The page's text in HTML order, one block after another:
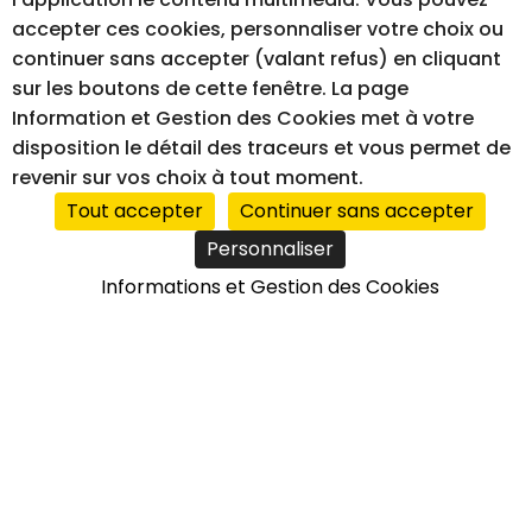
MENTIONS LÉGALES
GESTION DES COOKIES
ACCESSIBILITÉ – NON CONFORME
RÉALISATION DU SITE INTERNET
accepter ces cookies, personnaliser votre choix ou
continuer sans accepter (valant refus) en cliquant
sur les boutons de cette fenêtre. La page
Information et Gestion des Cookies met à votre
disposition le détail des traceurs et vous permet de
revenir sur vos choix à tout moment.
Tout accepter
Continuer sans accepter
Personnaliser
Informations et Gestion des Cookies